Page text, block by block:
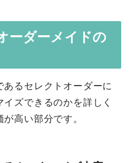
ーダーメイドの
るセレクトオーダーに
ズできるのかを詳しく
高い部分です。